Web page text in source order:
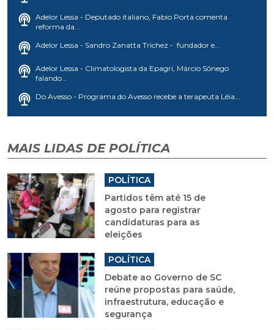
Adelor Lessa - Deputado italiano, Fabio Porta comenta
reforma da...
Adelor Lessa - Sandro Zanatta Trichez - fundador e...
Adelor Lessa - Climatologista da Epagri, Márcio Sônego
falando...
Do Avesso - Programa do Avesso recebe a terapeuta Léia...
MAIS LIDAS DE POLÍTICA
POLÍTICA
Partidos têm até 15 de
agosto para registrar
candidaturas para as
eleições
POLÍTICA
Debate ao Governo de SC
reúne propostas para saúde,
infraestrutura, educação e
segurança